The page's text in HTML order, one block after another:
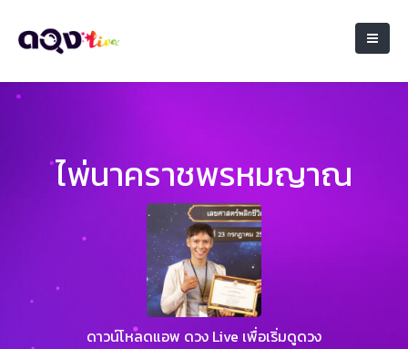
ไพ่นาคราชพรหมญาณ
ดาวน์โหลดแอพ ดวง Live เพื่อเริ่มดูดวง